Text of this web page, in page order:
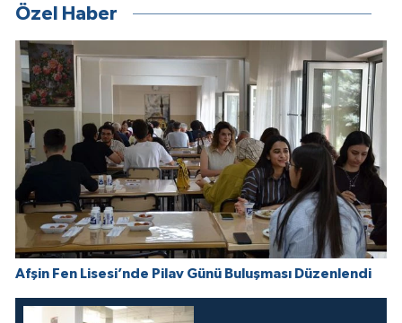
Özel Haber
Afşin Fen Lisesi’nde Pilav Günü Buluşması Düzenlendi